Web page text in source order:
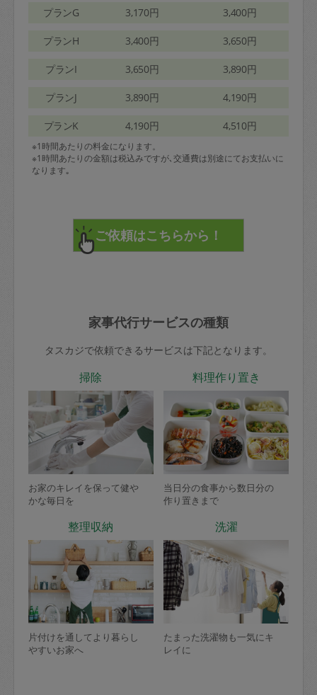
プランG 3,170円 3,400円
プランH 3,400円 3,650円
プランI 3,650円 3,890円
プランJ 3,890円 4,190円
プランK 4,190円 4,510円
※1時間あたりの料金になります。
※1時間あたりの金額は税込みですが､交通費は別途にてお支払いに
なります｡
家事代行サービスの種類
タスカジで依頼できるサービスは下記となります。
掃除
お家のキレイを保って健や
かな毎日を
料理作り置き
当日分の食事から数日分の
作り置きまで
整理収納
片付けを通してより暮らし
やすいお家へ
洗濯
たまった洗濯物も一気にキ
レイに